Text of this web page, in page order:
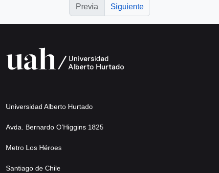
Previa Siguiente
Universidad Alberto Hurtado
Avda. Bernardo O’Higgins 1825
Metro Los Héroes
Santiago de Chile